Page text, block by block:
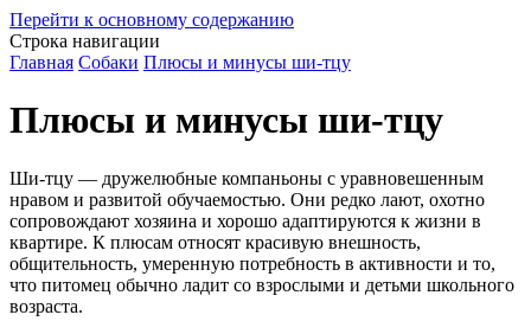
Перейти к основному содержанию
Строка навигации
Главная Собаки Плюсы и минусы ши-тцу
Плюсы и минусы ши-тцу
Ши-тцу — дружелюбные компаньоны с уравновешенным
нравом и развитой обучаемостью. Они редко лают, охотно
сопровождают хозяина и хорошо адаптируются к жизни в
квартире. К плюсам относят красивую внешность,
общительность, умеренную потребность в активности и то,
что питомец обычно ладит со взрослыми и детьми школьного
возраста.